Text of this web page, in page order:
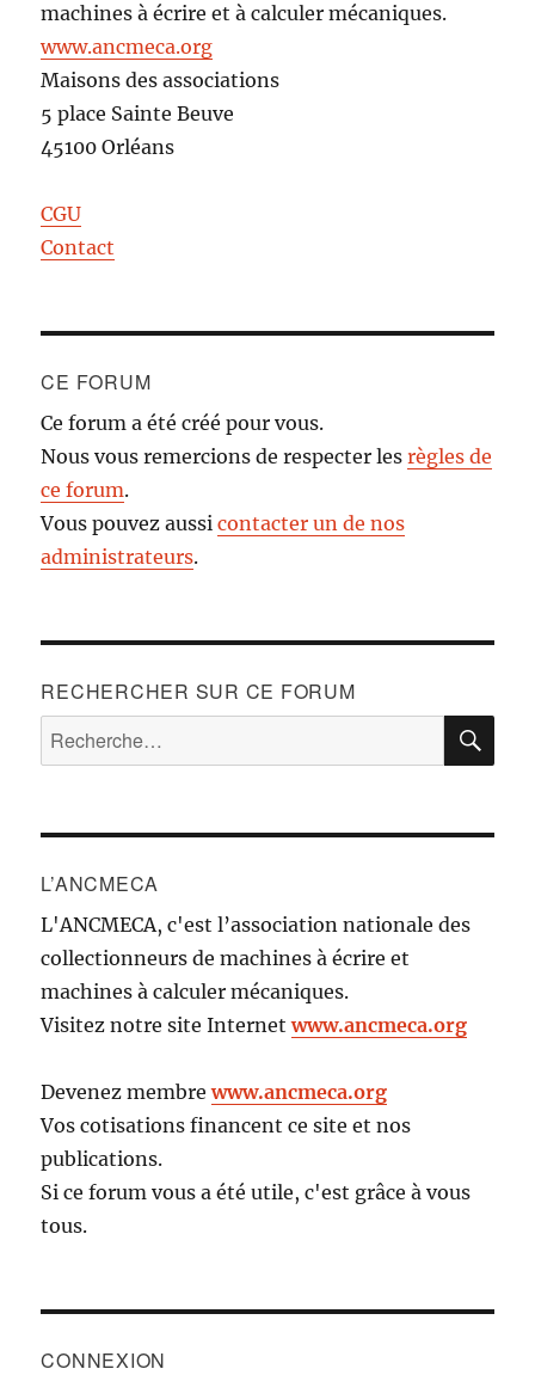
machines à écrire et à calculer mécaniques.
www.ancmeca.org
Maisons des associations
5 place Sainte Beuve
45100 Orléans
CGU
Contact
CE FORUM
Ce forum a été créé pour vous.
Nous vous remercions de respecter lesrègles de
ce forum.
Vous pouvez aussicontacter un de nos
administrateurs.
RECHERCHER SUR CE FORUM
Recherche
pour :
L’ANCMECA
L'ANCMECA, c'est l’association nationale des
collectionneurs de machines à écrire et
machines à calculer mécaniques.
Visitez notre site Internetwww.ancmeca.org
Devenez membrewww.ancmeca.org
Vos cotisations financent ce site et nos
publications.
Si ce forum vous a été utile, c'est grâce à vous
tous.
CONNEXION